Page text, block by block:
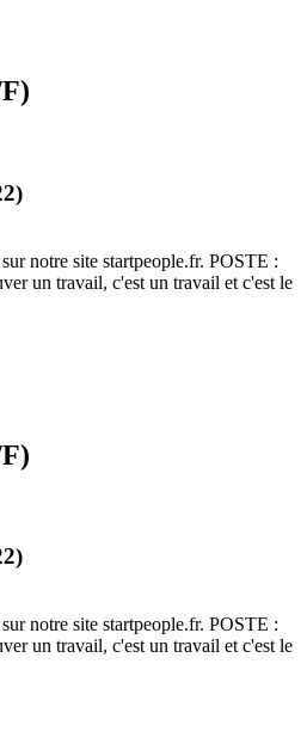
notre site startpeople.fr. POSTE :
un travail, c'est un travail et c'est le
notre site startpeople.fr. POSTE :
un travail, c'est un travail et c'est le